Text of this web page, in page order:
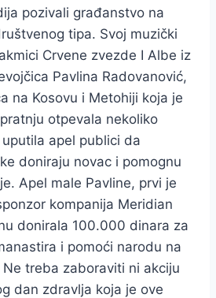
pozivali građanstvo na
tipa. Svoj muzički
Crvene zvezde I Albe iz
Pavlina Radovanović,
na Kosovu i Metohiji koja je
otpevala nekoliko
apel publici da
doniraju novac i pomognu
Apel male Pavline, prvi je
kompanija Meridian
donirala 100.000 dinara za
i pomoći narodu na
treba zaboraviti ni akciju
dan zdravlja koja je ove